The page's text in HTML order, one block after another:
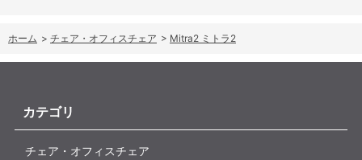
ホーム > チェア・オフィスチェア > Mitra2 ミトラ2
カテゴリ
チェア・オフィスチェア